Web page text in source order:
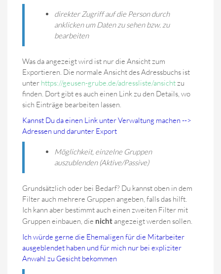
direkter Zugriff auf die Person durch
anklicken um Daten zu sehen bzw. zu
bearbeiten
Was da angezeigt wird ist nur die Ansicht zum
Exportieren. Die normale Ansicht des Adressbuchs ist
unter https://geusen-grube.de/adressliste/ansichtzu
finden. Dort gibt es auch einen Link zu den Details, wo
sich Einträge bearbeiten lassen.
Kannst Du da einen Link unter Verwaltung machen -->
Adressen und darunter Export
Möglichkeit, einzelne Gruppen
auszublenden (Aktive/Passive)
Grundsätzlich oder bei Bedarf? Du kannst oben in dem
Filter auch mehrere Gruppen angeben, falls das hilft.
Ich kann aber bestimmt auch einen zweiten Filter mit
Gruppen einbauen, die nicht angezeigt werden sollen.
Ich würde gerne die Ehemaligen für die Mitarbeiter
ausgeblendet haben und für mich nur bei expliziter
Anwahl zu Gesicht bekommen